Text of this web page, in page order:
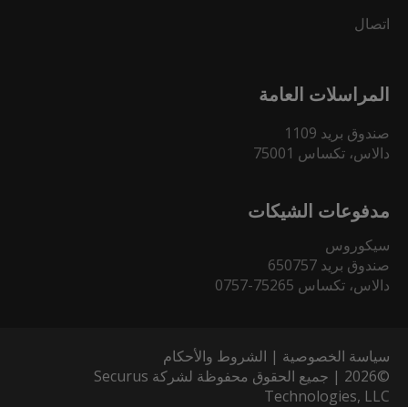
اتصال
المراسلات العامة
صندوق بريد 1109
دالاس، تكساس 75001
مدفوعات الشيكات
سيكوروس
صندوق بريد 650757
دالاس، تكساس 75265-0757
سياسة الخصوصية | الشروط والأحكام
©2026 | جميع الحقوق محفوظة لشركة Securus
Technologies, LLC